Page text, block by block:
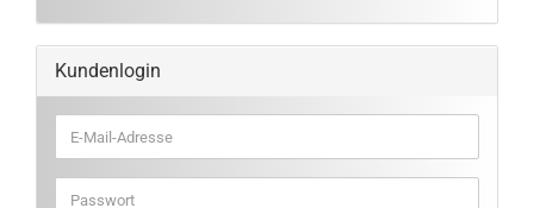
Kundenlogin
E-
Mail-
Adresse
Passwort